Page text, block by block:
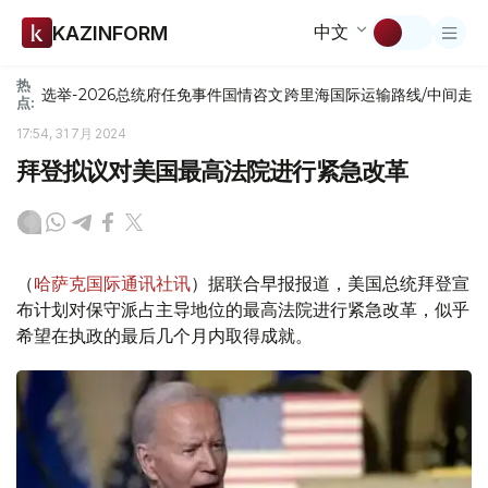
KAZINFORM 中文
热
点: 选举-2026总统府任免事件国情咨文跨里海国际运输路线/中间走廊
17:54, 31 7月 2024
拜登拟议对美国最高法院进行紧急改革
（哈萨克国际通讯社讯）据联合早报报道，美国总统拜登宣
布计划对保守派占主导地位的最高法院进行紧急改革，似乎
希望在执政的最后几个月内取得成就。